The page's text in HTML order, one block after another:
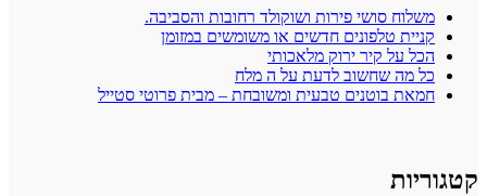
משלוח סושי פירות ושוקולד רחובות והסביבה.
קניית טלפונים חדשים או משומשים במזומן
הכל על קיר ירוק מלאכותי
כל מה שחשוב לדעת על ה מלח
חמאת בוטנים טבעית ומשובחת – מבית פרוטי סטייל
קטגוריות